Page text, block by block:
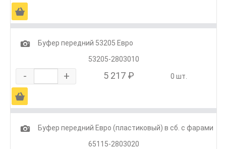
Ä
1
Буфер передний 53205 Евро
53205-2803010
- + 5 217 ₽ 0 шт.
Ä
1
Буфер передний Евро (пластиковый) в сб. с фарами
65115-2803020